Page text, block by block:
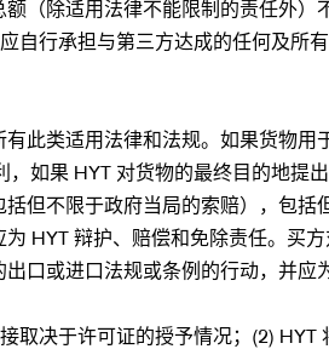
（除适用法律不能限制的责任外）
自行承担与第三方达成的任何及
此类适用法律和法规。如果货物
如果 HYT 对货物的最终目的地提
但不限于政府当局的索赔），包括
HYT 辩护、赔偿和免除责任。买
口或进口法规或条例的行动，并
取决于许可证的授予情况；(2)